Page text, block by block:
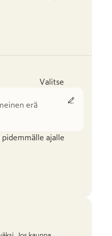
Valitse
erä
pidemmälle ajalle